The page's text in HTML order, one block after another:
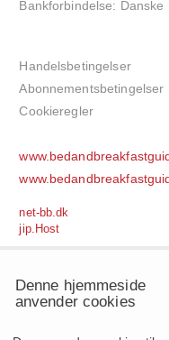
Bankforbindelse: Danske
Handelsbetingelser
Abonnementsbetingelser
Cookieregler
net-bb.dk
jip.Host
Denne hjemmeside
anvender cookies